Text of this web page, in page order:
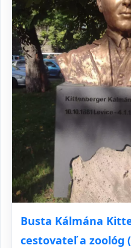
Busta Kálmána
cestovateľ a zoológ